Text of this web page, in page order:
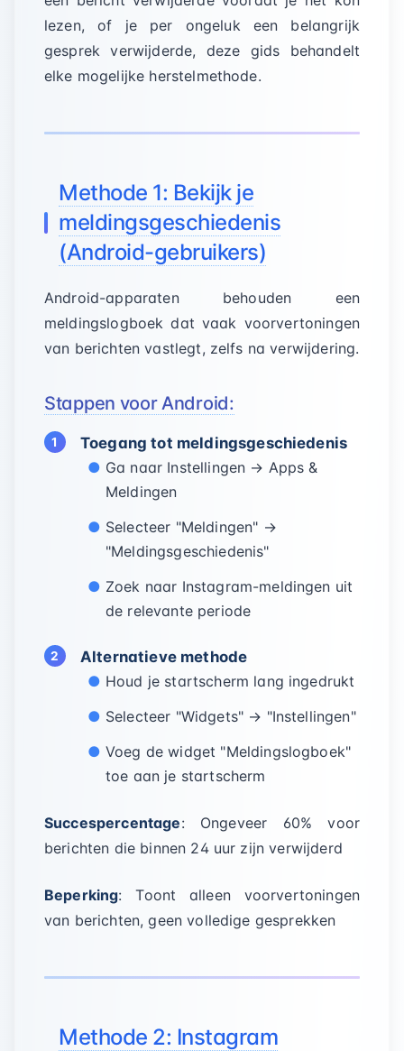
lezen, of je per ongeluk een belangrijk
gesprek verwijderde, deze gids behandelt
elke mogelijke herstelmethode.
Methode 1: Bekijk je
meldingsgeschiedenis
(Android-gebruikers)
Android-apparaten behouden een
meldingslogboek dat vaak voorvertoningen
van berichten vastlegt, zelfs na verwijdering.
Stappen voor Android:
Toegang tot meldingsgeschiedenis
Ga naar Instellingen → Apps &
Meldingen
Selecteer "Meldingen" →
"Meldingsgeschiedenis"
Zoek naar Instagram-meldingen uit
de relevante periode
Alternatieve methode
Houd je startscherm lang ingedrukt
Selecteer "Widgets" → "Instellingen"
Voeg de widget "Meldingslogboek"
toe aan je startscherm
Succespercentage: Ongeveer 60% voor
berichten die binnen 24 uur zijn verwijderd
Beperking: Toont alleen voorvertoningen
van berichten, geen volledige gesprekken
Methode 2: Instagram